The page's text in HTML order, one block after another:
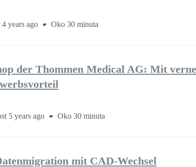
years ago Oko 30 minuta
der Thommen Medical AG: Mit
5 years ago Oko 30 minuta
mit CAD-Wechsel